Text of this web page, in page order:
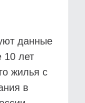
данные
10 лет
жилья с
в